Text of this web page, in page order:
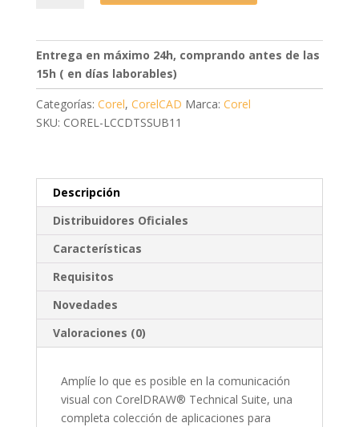
cantidad
Entrega en máximo 24h, comprando antes de las
15h ( en días laborables)
Categorías: Corel, CorelCAD Marca: Corel
SKU: COREL-LCCDTSSUB11
Descripción
Distribuidores Oficiales
Características
Requisitos
Novedades
Valoraciones (0)
Amplíe lo que es posible en la comunicación
visual con CorelDRAW® Technical Suite, una
completa colección de aplicaciones para